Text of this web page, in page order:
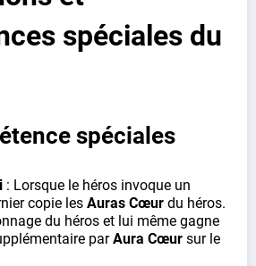
spéciales du
spéciales
: Lorsque le héros invoque un
copie les Auras Cœurdu héros.
du héros et lui même gagne
parAura Cœursur le